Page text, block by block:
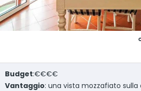
Budget:€€€€
Vantaggio: una vista mozzafiato